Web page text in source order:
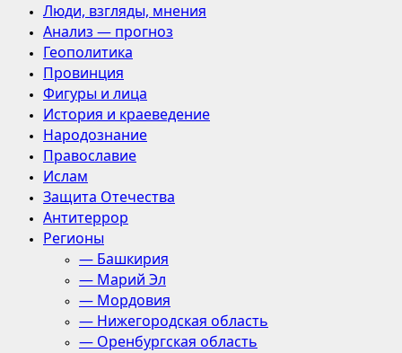
Люди, взгляды, мнения
Анализ — прогноз
Геополитика
Провинция
Фигуры и лица
История и краеведение
Народознание
Православие
Ислам
Защита Отечества
Антитеррор
Регионы
— Башкирия
— Марий Эл
— Мордовия
— Нижегородская область
— Оренбургская область